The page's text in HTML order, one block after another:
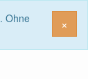
×
Ohne